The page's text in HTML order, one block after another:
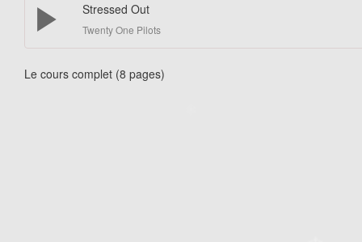
❄
Stressed Out
Twenty One Pilots
Le cours complet (8 pages)